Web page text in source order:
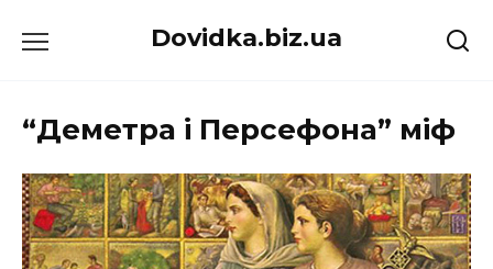
до
Dovidka.biz.ua
“Деметра і Персефона” міф